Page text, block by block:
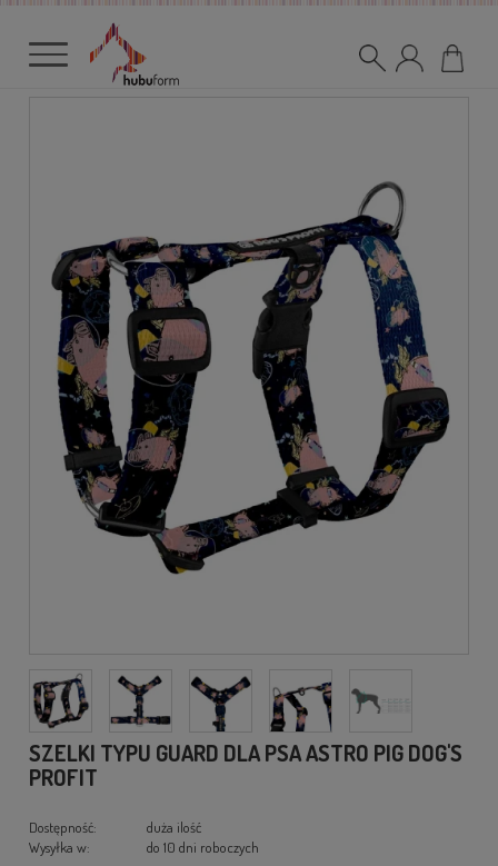
SZELKI TYPU GUARD DLA PSA ASTRO PIG DOG'S
PROFIT
Dostępność:
duża ilość
Wysyłka w:
do 10 dni roboczych